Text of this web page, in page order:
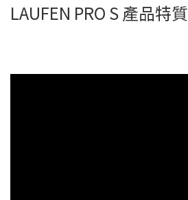
LAUFEN PRO S 產品特質